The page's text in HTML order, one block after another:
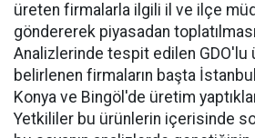
üreten firmalarla ilgili il ve ilçe
göndererek piyasadan
Analizlerinde tespit edilen GDO'lu
belirlenen firmaların başta
Konya ve Bingöl'de üretim
Yetkililer bu ürünlerin içerisinde